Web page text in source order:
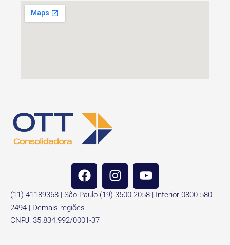
(11) 41189368 | São Paulo (19) 3500-2058 | Interior 0800 580
2494 | Demais regiões
CNPJ: 35.834.992/0001-37